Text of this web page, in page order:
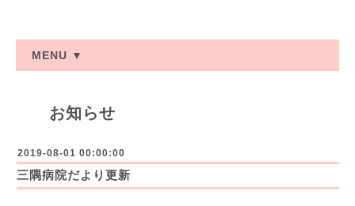
MENU ▼
お知らせ
2019-08-01 00:00:00
三隅病院だより更新